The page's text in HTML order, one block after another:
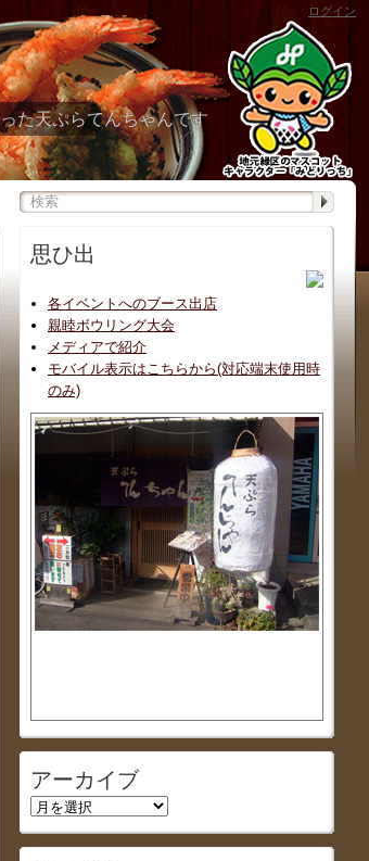
た天ぷらてんちゃんです
ログイン
思ひ出
各イベントへのブース出店
親睦ボウリング大会
メディアで紹介
モバイル表示はこちらから(対応端末使用時
のみ)
アーカイブ
ア
カ